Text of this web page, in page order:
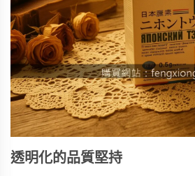
透明化的品質堅持